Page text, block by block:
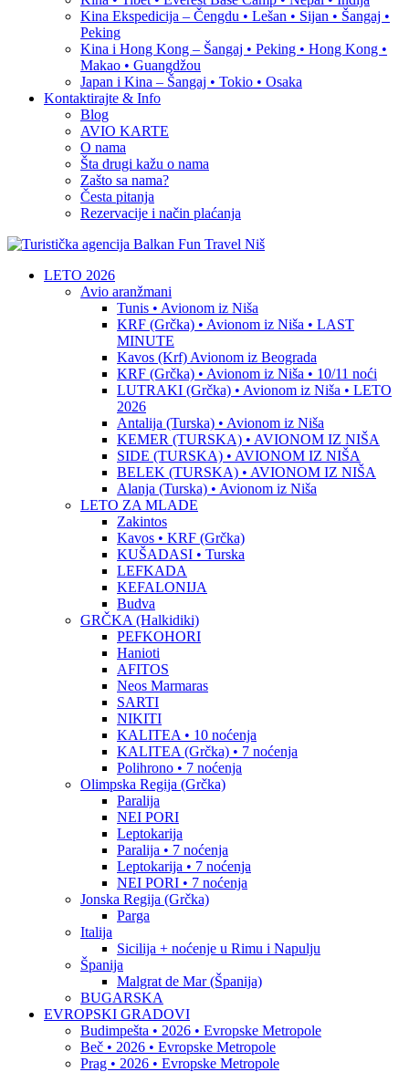
Kina Ekspedicija – Čengdu • Lešan • Sijan • Šangaj •
Peking
Kina i Hong Kong – Šangaj • Peking • Hong Kong •
Makao • Guangdžou
Japan i Kina – Šangaj • Tokio • Osaka
Kontaktirajte & Info
Blog
AVIO KARTE
O nama
Šta drugi kažu o nama
Zašto sa nama?
Česta pitanja
Rezervacije i način plaćanja
LETO 2026
Avio aranžmani
Tunis • Avionom iz Niša
KRF (Grčka) • Avionom iz Niša • LAST
MINUTE
Kavos (Krf) Avionom iz Beograda
KRF (Grčka) • Avionom iz Niša • 10/11 noći
LUTRAKI (Grčka) • Avionom iz Niša • LETO
2026
Antalija (Turska) • Avionom iz Niša
KEMER (TURSKA) • AVIONOM IZ NIŠA
SIDE (TURSKA) • AVIONOM IZ NIŠA
BELEK (TURSKA) • AVIONOM IZ NIŠA
Alanja (Turska) • Avionom iz Niša
LETO ZA MLADE
Zakintos
Kavos • KRF (Grčka)
KUŠADASI • Turska
LEFKADA
KEFALONIJA
Budva
GRČKA (Halkidiki)
PEFKOHORI
Hanioti
AFITOS
Neos Marmaras
SARTI
NIKITI
KALITEA • 10 noćenja
KALITEA (Grčka) • 7 noćenja
Polihrono • 7 noćenja
Olimpska Regija (Grčka)
Paralija
NEI PORI
Leptokarija
Paralija • 7 noćenja
Leptokarija • 7 noćenja
NEI PORI • 7 noćenja
Jonska Regija (Grčka)
Parga
Italija
Sicilija + noćenje u Rimu i Napulju
Španija
Malgrat de Mar (Španija)
BUGARSKA
EVROPSKI GRADOVI
Budimpešta • 2026 • Evropske Metropole
Beč • 2026 • Evropske Metropole
Prag • 2026 • Evropske Metropole